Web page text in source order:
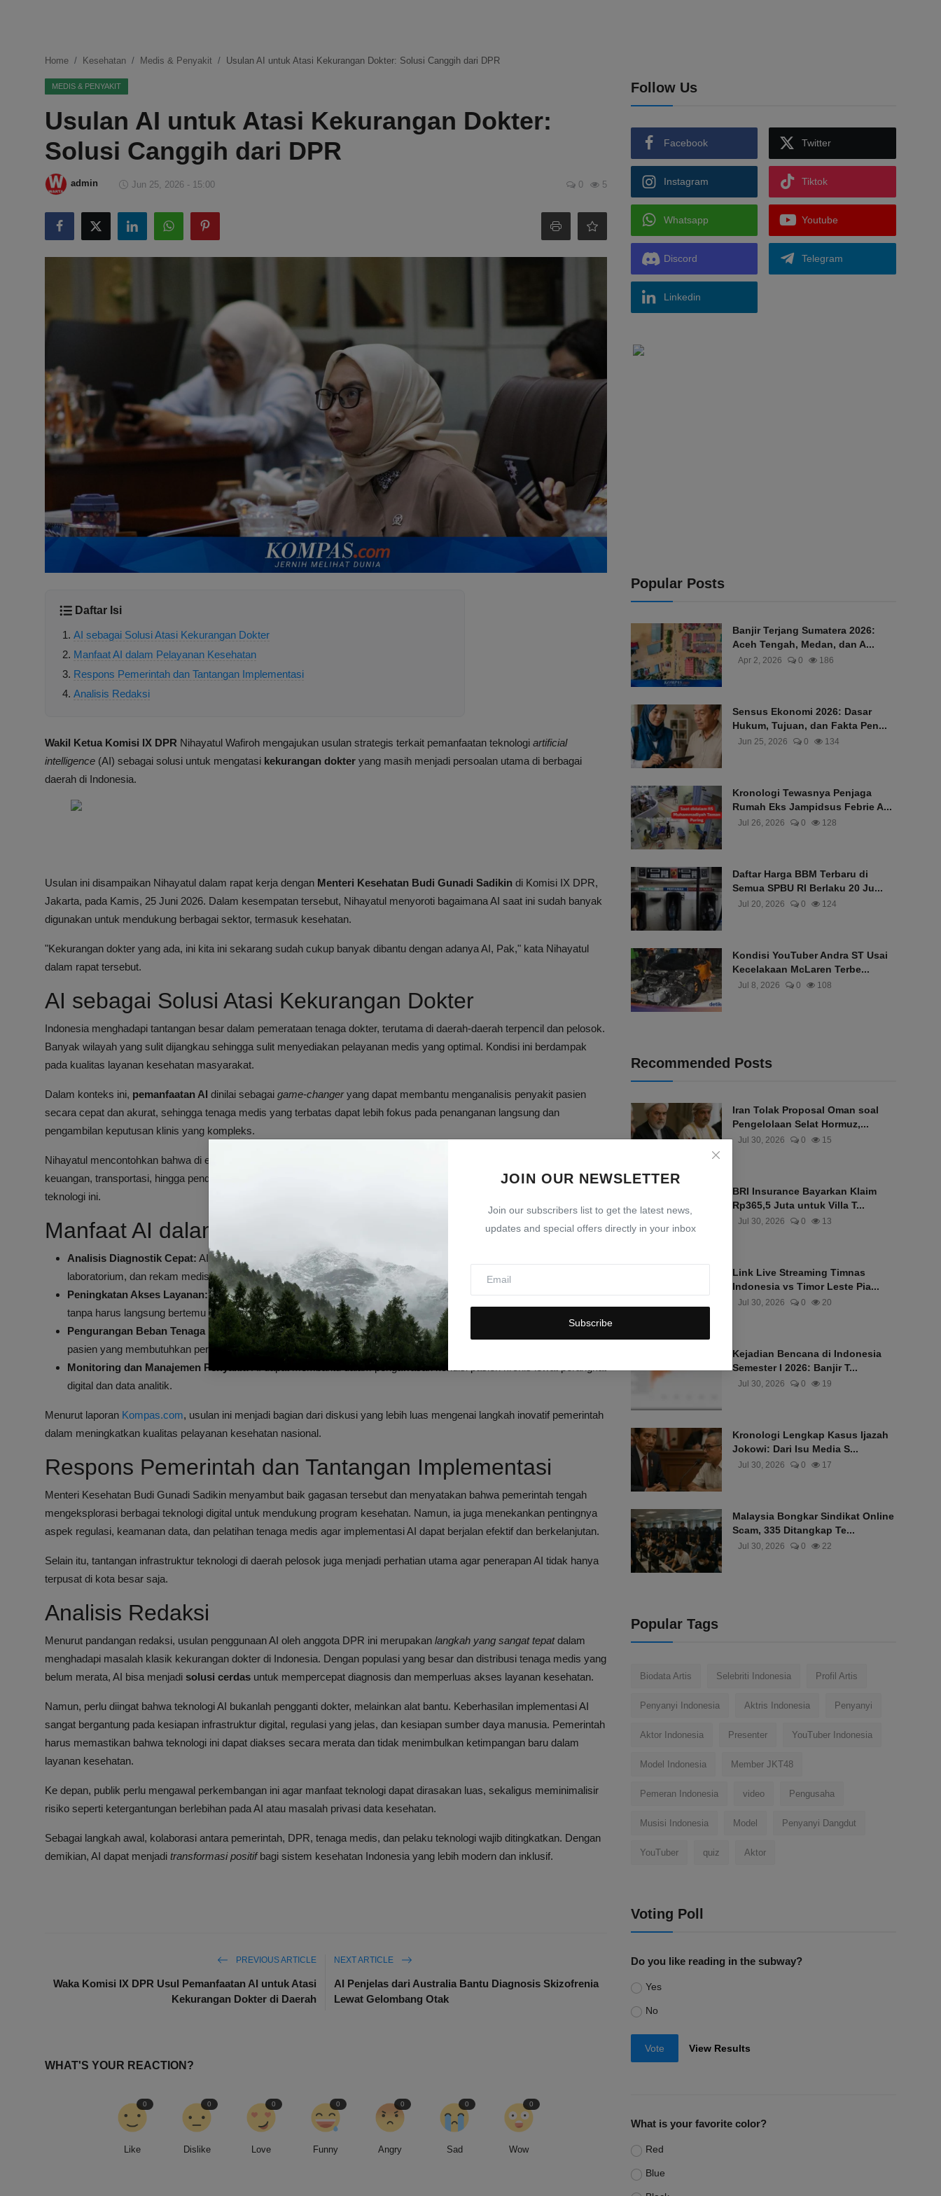
Ekonomi
Internasional
Teknologi
Hiburan
Kesehatan
JOIN OUR NEWSLETTER
Join our subscribers list to get the latest news,
updates and special offers directly in your inbox
Subscribe
Home Kesehatan Medis & Penyakit Usulan AI untuk Atasi Kekurangan Dokter: Solusi Canggih dari DPR
MEDIS & PENYAKIT
Usulan AI untuk Atasi Kekurangan Dokter:
Solusi Canggih dari DPR
admin Jun 25, 2026 - 15:00 0 5
Daftar Isi
AI sebagai Solusi Atasi Kekurangan Dokter
Manfaat AI dalam Pelayanan Kesehatan
Respons Pemerintah dan Tantangan Implementasi
Analisis Redaksi
Wakil Ketua Komisi IX DPR Nihayatul Wafiroh mengajukan usulan strategis terkait pemanfaatan teknologi artificial
intelligence (AI) sebagai solusi untuk mengatasi kekurangan dokter yang masih menjadi persoalan utama di berbagai
daerah di Indonesia.
Usulan ini disampaikan Nihayatul dalam rapat kerja dengan Menteri Kesehatan Budi Gunadi Sadikin di Komisi IX DPR,
Jakarta, pada Kamis, 25 Juni 2026. Dalam kesempatan tersebut, Nihayatul menyoroti bagaimana AI saat ini sudah banyak
digunakan untuk mendukung berbagai sektor, termasuk kesehatan.
"Kekurangan dokter yang ada, ini kita ini sekarang sudah cukup banyak dibantu dengan adanya AI, Pak," kata Nihayatul
dalam rapat tersebut.
AI sebagai Solusi Atasi Kekurangan Dokter
Indonesia menghadapi tantangan besar dalam pemerataan tenaga dokter, terutama di daerah-daerah terpencil dan pelosok.
Banyak wilayah yang sulit dijangkau sehingga sulit menyediakan pelayanan medis yang optimal. Kondisi ini berdampak
pada kualitas layanan kesehatan masyarakat.
Dalam konteks ini, pemanfaatan AI dinilai sebagai game-changeryang dapat membantu menganalisis penyakit pasien
secara cepat dan akurat, sehingga tenaga medis yang terbatas dapat lebih fokus pada penanganan langsung dan
pengambilan keputusan klinis yang kompleks.
Nihayatul mencontohkan bahwa di era digital saat ini,
keuangan, transportasi, hingga pendidikan. Ia berharap sektor kesehatan pun dapat lebih maksimal memanfaatkan
teknologi ini.
Manfaat AI dalam Pelayanan Kesehatan
Analisis Diagnostik Cepat: AI dapat membantu menganalisis hasil pemeriksaan medis seperti radiologi,
laboratorium, dan rekam medis digital secara lebih cepat dan presisi.
Peningkatan Akses Layanan:Dengan adanya AI, pasien di daerah terpencil dapat mendapatkan diagnosis awal
tanpa harus langsung bertemu dokter, sehingga mempercepat penanganan.
Pengurangan Beban Tenaga Medis:AI dapat menyaring kasus-kasus ringan sehingga dokter dapat lebih fokus pada
pasien yang membutuhkan perhatian khusus.
Monitoring dan Manajemen Penyakit:AI dapat membantu dalam pengawasan kondisi pasien kronis lewat perangkat
digital dan data analitik.
Menurut laporan Kompas.com, usulan ini menjadi bagian dari diskusi yang lebih luas mengenai langkah inovatif pemerintah
dalam meningkatkan kualitas pelayanan kesehatan nasional.
Respons Pemerintah dan Tantangan Implementasi
Menteri Kesehatan Budi Gunadi Sadikin menyambut baik gagasan tersebut dan menyatakan bahwa pemerintah tengah
mengeksplorasi berbagai teknologi digital untuk mendukung program kesehatan. Namun, ia juga menekankan pentingnya
aspek regulasi, keamanan data, dan pelatihan tenaga medis agar implementasi AI dapat berjalan efektif dan berkelanjutan.
Selain itu, tantangan infrastruktur teknologi di daerah pelosok juga menjadi perhatian utama agar penerapan AI tidak hanya
terpusat di kota besar saja.
Analisis Redaksi
Menurut pandangan redaksi, usulan penggunaan AI oleh anggota DPR ini merupakan langkah yang sangat tepatdalam
menghadapi masalah klasik kekurangan dokter di Indonesia. Dengan populasi yang besar dan distribusi tenaga medis yang
belum merata, AI bisa menjadi solusi cerdas untuk mempercepat diagnosis dan memperluas akses layanan kesehatan.
Namun, perlu diingat bahwa teknologi AI bukanlah pengganti dokter, melainkan alat bantu. Keberhasilan implementasi AI
sangat bergantung pada kesiapan infrastruktur digital, regulasi yang jelas, dan kesiapan sumber daya manusia. Pemerintah
harus memastikan bahwa teknologi ini dapat diakses secara merata dan tidak menimbulkan ketimpangan baru dalam
layanan kesehatan.
Ke depan, publik perlu mengawal perkembangan ini agar manfaat teknologi dapat dirasakan luas, sekaligus meminimalisir
risiko seperti ketergantungan berlebihan pada AI atau masalah privasi data kesehatan.
Sebagai langkah awal, kolaborasi antara pemerintah, DPR, tenaga medis, dan pelaku teknologi wajib ditingkatkan. Dengan
demikian, AI dapat menjadi transformasi positifbagi sistem kesehatan Indonesia yang lebih modern dan inklusif.
PREVIOUS ARTICLE
Waka Komisi IX DPR Usul Pemanfaatan AI untuk Atasi
Kekurangan Dokter di Daerah
NEXT ARTICLE
AI Penjelas dari Australia Bantu Diagnosis Skizofrenia
Lewat Gelombang Otak
WHAT'S YOUR REACTION?
Like
0
Dislike
0
Love
0
Funny
0
Angry
0
Sad
0
Wow
0
Follow Us
Facebook Twitter
Instagram Tiktok
Whatsapp Youtube
Discord Telegram
Linkedin
Popular Posts
Banjir Terjang Sumatera 2026:
Aceh Tengah, Medan, dan A...
Apr 2, 2026 0 186
Sensus Ekonomi 2026: Dasar
Hukum, Tujuan, dan Fakta Pen...
Jun 25, 2026 0 134
Kronologi Tewasnya Penjaga
Rumah Eks Jampidsus Febrie A...
Jul 26, 2026 0 128
Daftar Harga BBM Terbaru di
Semua SPBU RI Berlaku 20 Ju...
Jul 20, 2026 0 124
Kondisi YouTuber Andra ST Usai
Kecelakaan McLaren Terbe...
Jul 8, 2026 0 108
Recommended Posts
Iran Tolak Proposal Oman soal
Pengelolaan Selat Hormuz,...
Jul 30, 2026 0 15
BRI Insurance Bayarkan Klaim
Rp365,5 Juta untuk Villa T...
Jul 30, 2026 0 13
Link Live Streaming Timnas
Indonesia vs Timor Leste Pia...
Jul 30, 2026 0 20
Kejadian Bencana di Indonesia
Semester I 2026: Banjir T...
Jul 30, 2026 0 19
Kronologi Lengkap Kasus Ijazah
Jokowi: Dari Isu Media S...
Jul 30, 2026 0 17
Malaysia Bongkar Sindikat Online
Scam, 335 Ditangkap Te...
Jul 30, 2026 0 22
Popular Tags
Biodata Artis Selebriti Indonesia Profil Artis
Penyanyi Indonesia Aktris Indonesia Penyanyi
Aktor Indonesia Presenter YouTuber Indonesia
Model Indonesia Member JKT48
Pemeran Indonesia video Pengusaha
Musisi Indonesia Model Penyanyi Dangdut
YouTuber quiz Aktor
Voting Poll
Do you like reading in the subway?
Yes
No
Vote View Results
What is your favorite color?
Red
Blue